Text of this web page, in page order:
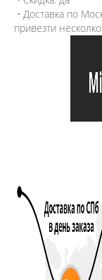
• Доставка по
привезти